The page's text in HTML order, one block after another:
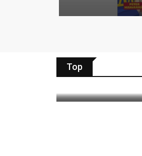
Top
6
concursos